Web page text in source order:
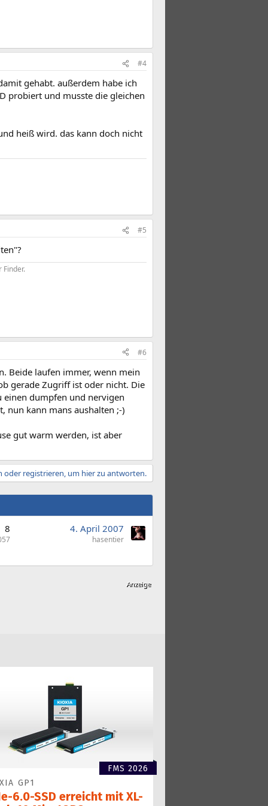
#4
gehabt. außerdem habe ich
probiert und musste die gleichen
heiß wird. das kann doch nicht
#5
Finder.
#6
Beide laufen immer, wenn mein
gerade Zugriff ist oder nicht. Die
einen dumpfen und nervigen
nun kann mans aushalten ;-)
gut warm werden, ist aber
oder registrieren, um hier zu antworten.
8 4. April 2007
hasentier
FMS 2026
GP1
6.0-SSD erreicht mit XL-